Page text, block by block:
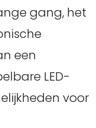
gang, het
een
LED-
voor